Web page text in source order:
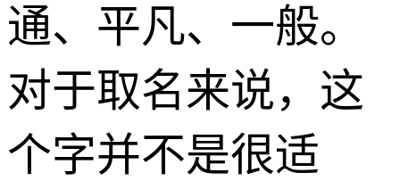
通、平凡、一般。
对于取名来说，这
个字并不是很适